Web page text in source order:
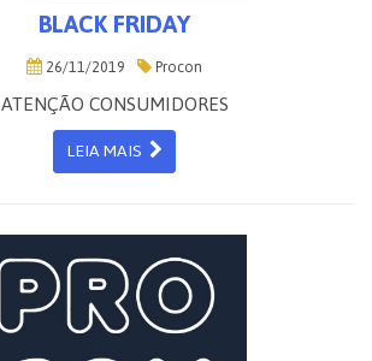
BLACK FRIDAY
26/11/2019 Procon
ATENÇÃO CONSUMIDORES
LEIA MAIS